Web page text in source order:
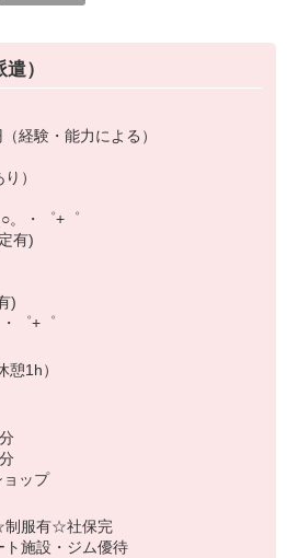
コールセンター、受付
け・加工・組立・検査
ネイリスト・エステ
個別指導塾・人材紹介
ング・官公庁案件
タン面接OK！
ド対応。
談ください！
務
)・KDDI/softbank(ソフトバンク)など
モバイル、UQなど格安スマホまで幅
）
経験・能力による）
）
。・゜+゜
有)
)
゜+゜
1h）
ップ
服有☆社保完
施設・ジム優待